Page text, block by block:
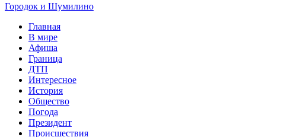
Городок и Шумилино
Главная
В мире
Афиша
Граница
ДТП
Интересное
История
Общество
Погода
Президент
Происшествия